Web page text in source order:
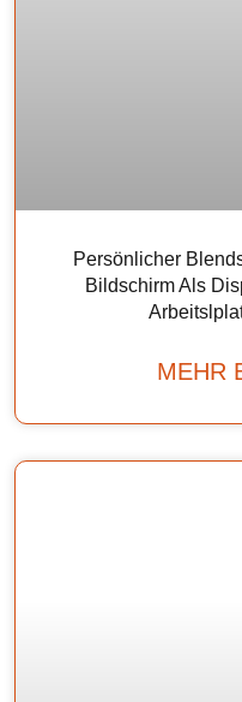
Persönlicher
Bildschirm Als
MEHR